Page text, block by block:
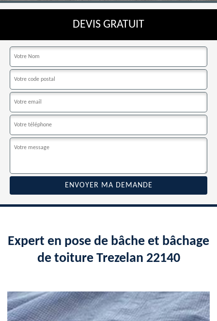
DEVIS GRATUIT
Expert en pose de bâche et bâchage
de toiture Trezelan 22140